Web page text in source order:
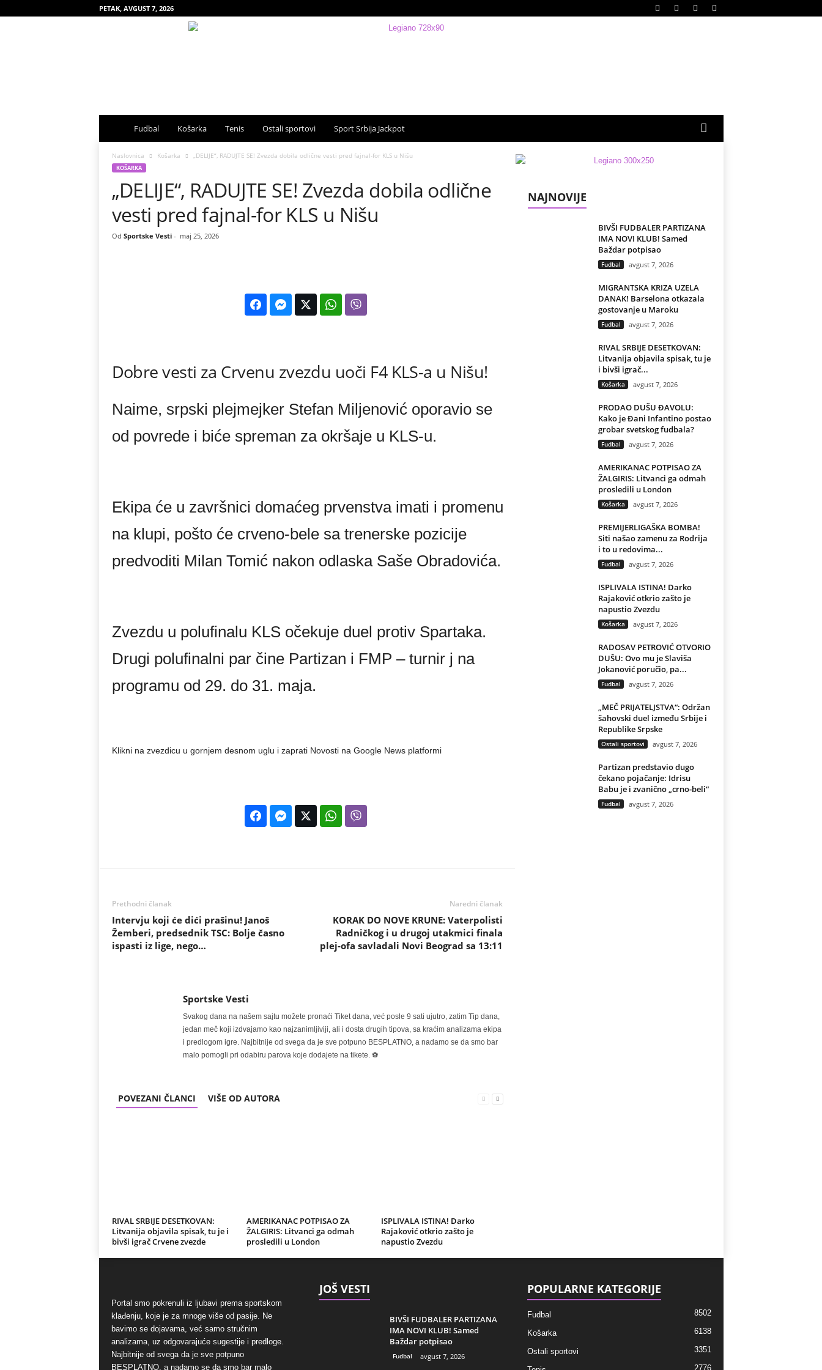
PETAK, AVGUST 7, 2026
p
o
t
e
Fudbal Košarka Tenis Ostali sportovi Sport Srbija Jackpot
Naslovnica Košarka „DELIJE“, RADUJTE SE! Zvezda dobila odlične vesti pred fajnal-for KLS u Nišu
KOŠARKA
„DELIJE“, RADUJTE SE! Zvezda dobila odlične
vesti pred fajnal-for KLS u Nišu
Od Sportske Vesti- maj 25, 2026
Dobre vesti za Crvenu zvezdu uoči F4 KLS-a u Nišu!
Naime, srpski plejmejker Stefan Miljenović oporavio se
od povrede i biće spreman za okršaje u KLS-u.
Ekipa će u završnici domaćeg prvenstva imati i promenu
na klupi, pošto će crveno-bele sa trenerske pozicije
predvoditi Milan Tomić nakon odlaska Saše Obradovića.
Zvezdu u polufinalu KLS očekuje duel protiv Spartaka.
Drugi polufinalni par čine Partizan i FMP – turnir j na
programu od 29. do 31. maja.
Klikni na zvezdicu u gornjem desnom uglu i zaprati Novosti na Google News platformi
Prethodni članak
Intervju koji će dići prašinu! Janoš
Žemberi, predsednik TSC: Bolje časno
ispasti iz lige, nego…
Naredni članak
KORAK DO NOVE KRUNE: Vaterpolisti
Radničkog i u drugoj utakmici finala
plej-ofa savladali Novi Beograd sa 13:11
Sportske Vesti
Svakog dana na našem sajtu možete pronaći Tiket dana, već posle 9 sati ujutro, zatim Tip dana,
jedan meč koji izdvajamo kao najzanimljiviji, ali i dosta drugih tipova, sa kraćim analizama ekipa
i predlogom igre. Najbitnije od svega da je sve potpuno BESPLATNO, a nadamo se da smo bar
malo pomogli pri odabiru parova koje dodajete na tikete. ⚽
POVEZANI ČLANCI VIŠE OD AUTORA
RIVAL SRBIJE DESETKOVAN:
Litvanija objavila spisak, tu je i
bivši igrač Crvene zvezde
AMERIKANAC POTPISAO ZA
ŽALGIRIS: Litvanci ga odmah
prosledili u London
ISPLIVALA ISTINA! Darko
Rajaković otkrio zašto je
napustio Zvezdu
NAJNOVIJE
BIVŠI FUDBALER PARTIZANA
IMA NOVI KLUB! Samed
Baždar potpisao
Fudbal avgust 7, 2026
MIGRANTSKA KRIZA UZELA
DANAK! Barselona otkazala
gostovanje u Maroku
Fudbal avgust 7, 2026
RIVAL SRBIJE DESETKOVAN:
Litvanija objavila spisak, tu je
i bivši igrač...
Košarka avgust 7, 2026
PRODAO DUŠU ĐAVOLU:
Kako je Đani Infantino postao
grobar svetskog fudbala?
Fudbal avgust 7, 2026
AMERIKANAC POTPISAO ZA
ŽALGIRIS: Litvanci ga odmah
prosledili u London
Košarka avgust 7, 2026
PREMIJERLIGAŠKA BOMBA!
Siti našao zamenu za Rodrija
i to u redovima...
Fudbal avgust 7, 2026
ISPLIVALA ISTINA! Darko
Rajaković otkrio zašto je
napustio Zvezdu
Košarka avgust 7, 2026
RADOSAV PETROVIĆ OTVORIO
DUŠU: Ovo mu je Slaviša
Jokanović poručio, pa...
Fudbal avgust 7, 2026
„MEČ PRIJATELJSTVA“: Održan
šahovski duel između Srbije i
Republike Srpske
Ostali sportovi avgust 7, 2026
Partizan predstavio dugo
čekano pojačanje: Idrisu
Babu je i zvanično „crno-beli“
Fudbal avgust 7, 2026
Portal smo pokrenuli iz ljubavi prema sportskom
klađenju, koje je za mnoge više od pasije. Ne
bavimo se dojavama, već samo stručnim
analizama, uz odgovarajuće sugestije i predloge.
Najbitnije od svega da je sve potpuno
BESPLATNO, a nadamo se da smo bar malo
JOŠ VESTI
BIVŠI FUDBALER PARTIZANA
IMA NOVI KLUB! Samed
Baždar potpisao
Fudbal avgust 7, 2026
POPULARNE KATEGORIJE
Fudbal 8502
Košarka 6138
Ostali sportovi 3351
2776